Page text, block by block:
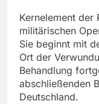
Kernelement der
militärischen
Sie beginnt mit
Ort der
Behandlung
abschließenden
Deutschland.